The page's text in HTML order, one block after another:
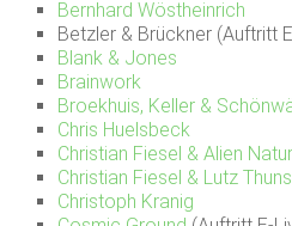
Bernhard Wöstheinrich
Betzler & Brückner (Auftritt
Blank & Jones
Brainwork
Broekhuis, Keller &
Chris Huelsbeck
Christian Fiesel & Alien
Christian Fiesel & Lutz Thuns
Christoph Kranig